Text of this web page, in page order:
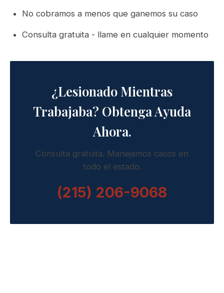
No cobramos a menos que ganemos su caso
Consulta gratuita - llame en cualquier momento
¿Lesionado Mientras
Trabajaba? Obtenga Ayuda
Ahora.
Consulta gratuita. Manejamos casos en
todo el estado.
(215) 206-9068